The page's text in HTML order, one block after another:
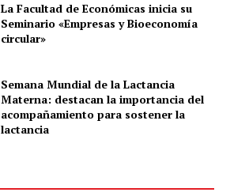
La Facultad de Económicas inicia su
Seminario «Empresas y Bioeconomía
circular»
Semana Mundial de la Lactancia
Materna: destacan la importancia del
acompañamiento para sostener la
lactancia